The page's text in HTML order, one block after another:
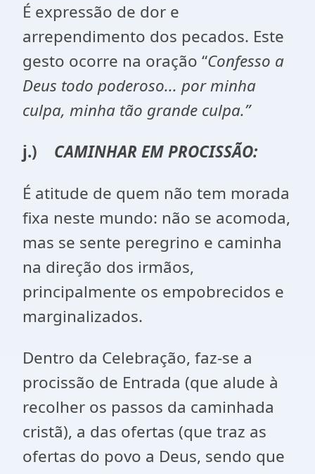
É expressão de dor e
arrependimento dos pecados. Este
gesto ocorre na oração “Confesso a
Deus todo poderoso... por minha
culpa, minha tão grande culpa.”
j.) CAMINHAR EM PROCISSÃO:
É atitude de quem não tem morada
fixa neste mundo: não se acomoda,
mas se sente peregrino e caminha
na direção dos irmãos,
principalmente os empobrecidos e
marginalizados.
Dentro da Celebração, faz-se a
procissão de Entrada (que alude à
recolher os passos da caminhada
cristã), a das ofertas (que traz as
ofertas do povo a Deus, sendo que